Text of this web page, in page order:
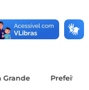
São José do Rio